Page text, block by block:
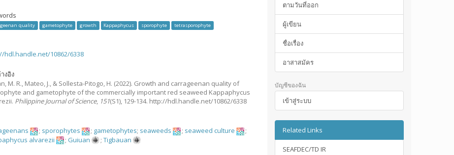
quality gametophyte growth Kappaphycus sporophyte tetrasporophyte
hdl.handle.net/10862/6338
งอิง
M. R., Mateo, J., & Sollesta-Pitogo, H. (2022). Growth and carrageenan quality of
and gametophyte of the commercially important red seaweed Kappaphycus
Philippine Journal of Science, 151(S1), 129-134. http://hdl.handle.net/10862/6338
; sporophytes ; gametophytes; seaweeds ; seaweed culture
;
alvarezii
; Guiuan ;Tigbauan
ตามวันที่ออก
ผู้เขียน
ชื่อเรื่อง
อาสาสมัคร
บัญชีของฉัน
เข้าสู่ระบบ
Related Links
SEAFDEC/TD IR